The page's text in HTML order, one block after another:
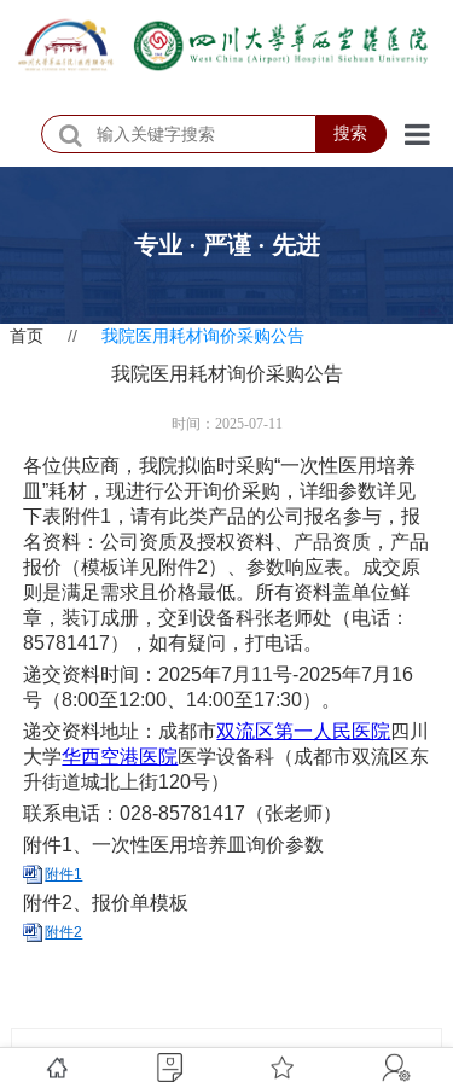
搜索
患者服务
科室介绍
科研教学
党建工作
院务公开
健康须知
人才引进
专题专栏
VR全景导览
专业 · 严谨 · 先进
我院医用耗材询价采购公告
时间：2025-07-11
各位供应商，我院拟临时采购“一次性医用培养
皿”耗材，现进行公开询价采购，详细参数详见
下表附件1，请有此类产品的公司报名参与，报
名资料：公司资质及授权资料、产品资质，产品
报价（模板详见附件2）、参数响应表。成交原
则是满足需求且价格最低。所有资料盖单位鲜
章，装订成册，交到设备科张老师处（电话：
85781417），如有疑问，打电话。
递交资料时间：2025年7月11号-2025年7月16
号（8:00至12:00、14:00至17:30）。
递交资料地址：成都市双流区第一人民医院 四川
大学华西空港医院医学设备科（成都市双流区东
升街道城北上街120号）
联系电话：028-85781417（张老师）
附件1、一次性医用培养皿询价参数
附件1
附件2、报价单模板
附件2
上一篇: 我院2025年第一批公开招聘拟聘人员名单公示 （第四批次） 下一篇: 我院2025年第一批医疗服务设备维保政府采购前期市场询价公告
首页 // 我院医用耗材询价采购公告